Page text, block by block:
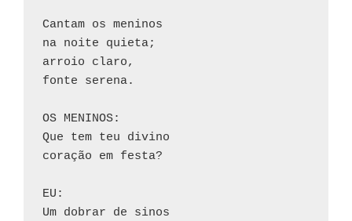
Cantam os meninos
na noite quieta;
arroio claro,
fonte serena.
OS MENINOS:
Que tem teu divino
coração em festa?
EU:
Um dobrar de sinos